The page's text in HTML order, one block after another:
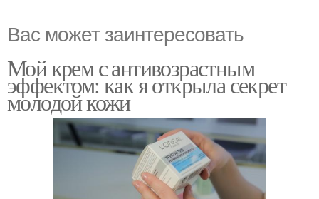
Вас может заинтересовать
Мой крем с антивозрастным
эффектом: как я открыла секрет
молодой кожи